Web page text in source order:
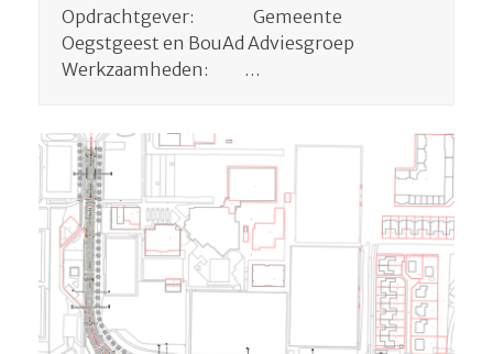
Opdrachtgever: Gemeente
Oegstgeest en BouAd Adviesgroep
Werkzaamheden: …